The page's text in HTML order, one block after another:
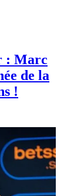
: Marc
de la
!